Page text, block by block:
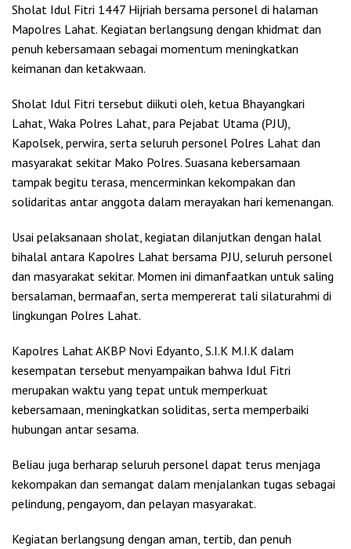
Sholat Idul Fitri 1447 Hijriah bersama personel di halaman
Mapolres Lahat. Kegiatan berlangsung dengan khidmat dan
penuh kebersamaan sebagai momentum meningkatkan
keimanan dan ketakwaan.
Sholat Idul Fitri tersebut diikuti oleh, ketua Bhayangkari
Lahat, Waka Polres Lahat, para Pejabat Utama (PJU),
Kapolsek, perwira, serta seluruh personel Polres Lahat dan
masyarakat sekitar Mako Polres. Suasana kebersamaan
tampak begitu terasa, mencerminkan kekompakan dan
solidaritas antar anggota dalam merayakan hari kemenangan.
Usai pelaksanaan sholat, kegiatan dilanjutkan dengan halal
bihalal antara Kapolres Lahat bersama PJU, seluruh personel
dan masyarakat sekitar. Momen ini dimanfaatkan untuk saling
bersalaman, bermaafan, serta mempererat tali silaturahmi di
lingkungan Polres Lahat.
Kapolres Lahat AKBP Novi Edyanto, S.I.K M.I.K dalam
kesempatan tersebut menyampaikan bahwa Idul Fitri
merupakan waktu yang tepat untuk memperkuat
kebersamaan, meningkatkan soliditas, serta memperbaiki
hubungan antar sesama.
Beliau juga berharap seluruh personel dapat terus menjaga
kekompakan dan semangat dalam menjalankan tugas sebagai
pelindung, pengayom, dan pelayan masyarakat.
Kegiatan berlangsung dengan aman, tertib, dan penuh